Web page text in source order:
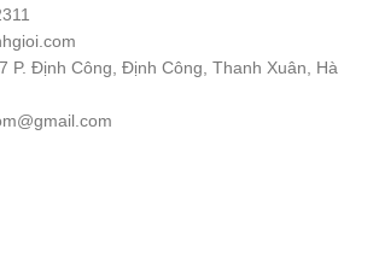
P. Định Công, Định Công, Thanh Xuân, Hà